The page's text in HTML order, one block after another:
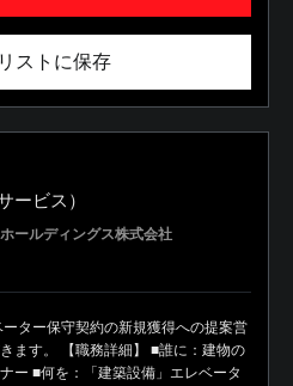
ストに保存
ービス）
ールディングス株式会社
ーター保守契約の新規獲得への提案営
ます。 【職務詳細】 ■誰に：建物の
ー ■何を：「建築設備」エレベータ